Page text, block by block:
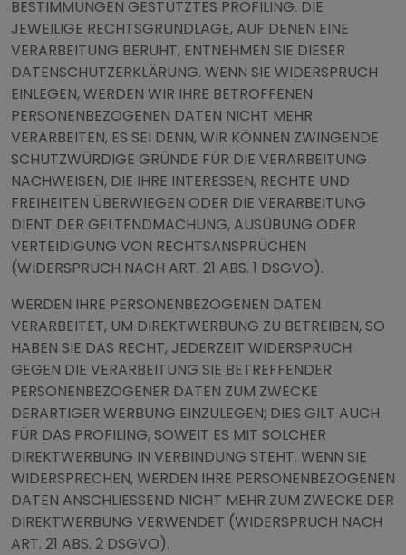
BESTIMMUNGEN GESTÜTZTES PROFILING. DIE
JEWEILIGE RECHTSGRUNDLAGE, AUF DENEN EINE
VERARBEITUNG BERUHT, ENTNEHMEN SIE DIESER
DATENSCHUTZERKLÄRUNG. WENN SIE WIDERSPRUCH
EINLEGEN, WERDEN WIR IHRE BETROFFENEN
PERSONENBEZOGENEN DATEN NICHT MEHR
VERARBEITEN, ES SEI DENN, WIR KÖNNEN ZWINGENDE
SCHUTZWÜRDIGE GRÜNDE FÜR DIE VERARBEITUNG
NACHWEISEN, DIE IHRE INTERESSEN, RECHTE UND
FREIHEITEN ÜBERWIEGEN ODER DIE VERARBEITUNG
DIENT DER GELTENDMACHUNG, AUSÜBUNG ODER
VERTEIDIGUNG VON RECHTSANSPRÜCHEN
(WIDERSPRUCH NACH ART. 21 ABS. 1 DSGVO).
WERDEN IHRE PERSONENBEZOGENEN DATEN
VERARBEITET, UM DIREKTWERBUNG ZU BETREIBEN, SO
HABEN SIE DAS RECHT, JEDERZEIT WIDERSPRUCH
GEGEN DIE VERARBEITUNG SIE BETREFFENDER
PERSONENBEZOGENER DATEN ZUM ZWECKE
DERARTIGER WERBUNG EINZULEGEN; DIES GILT AUCH
FÜR DAS PROFILING, SOWEIT ES MIT SOLCHER
DIREKTWERBUNG IN VERBINDUNG STEHT. WENN SIE
WIDERSPRECHEN, WERDEN IHRE PERSONENBEZOGENEN
DATEN ANSCHLIESSEND NICHT MEHR ZUM ZWECKE DER
DIREKTWERBUNG VERWENDET (WIDERSPRUCH NACH
ART. 21 ABS. 2 DSGVO).